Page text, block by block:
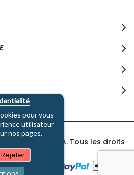
pour vous
utilisateur
nos pages.
Rejeter
Cartapacking SA. Tous les droits
réservés.